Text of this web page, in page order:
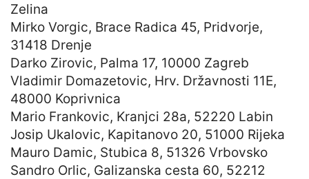
Zelina
Mirko Vorgic, Brace Radica 45, Pridvorje,
31418 Drenje
Darko Zirovic, Palma 17, 10000 Zagreb
Vladimir Domazetovic, Hrv. Državnosti 11E,
48000 Koprivnica
Mario Frankovic, Kranjci 28a, 52220 Labin
Josip Ukalovic, Kapitanovo 20, 51000 Rijeka
Mauro Damic, Stubica 8, 51326 Vrbovsko
Sandro Orlic, Galizanska cesta 60, 52212